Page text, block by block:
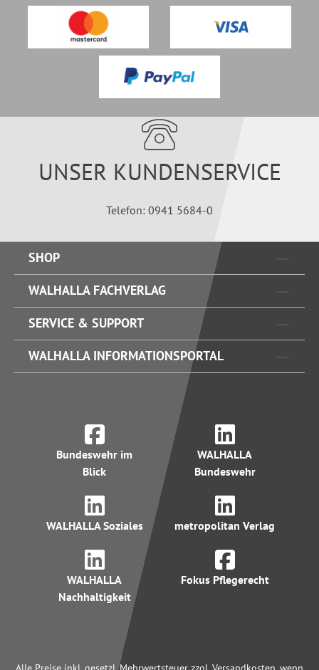
UNSER KUNDENSERVICE
Telefon: 0941 5684-0
SHOP
WALHALLA FACHVERLAG
SERVICE & SUPPORT
WALHALLA INFORMATIONSPORTAL
Bundeswehr im
Blick
WALHALLA
Bundeswehr
WALHALLA Soziales metropolitan Verlag
WALHALLA
Nachhaltigkeit
Fokus Pflegerecht